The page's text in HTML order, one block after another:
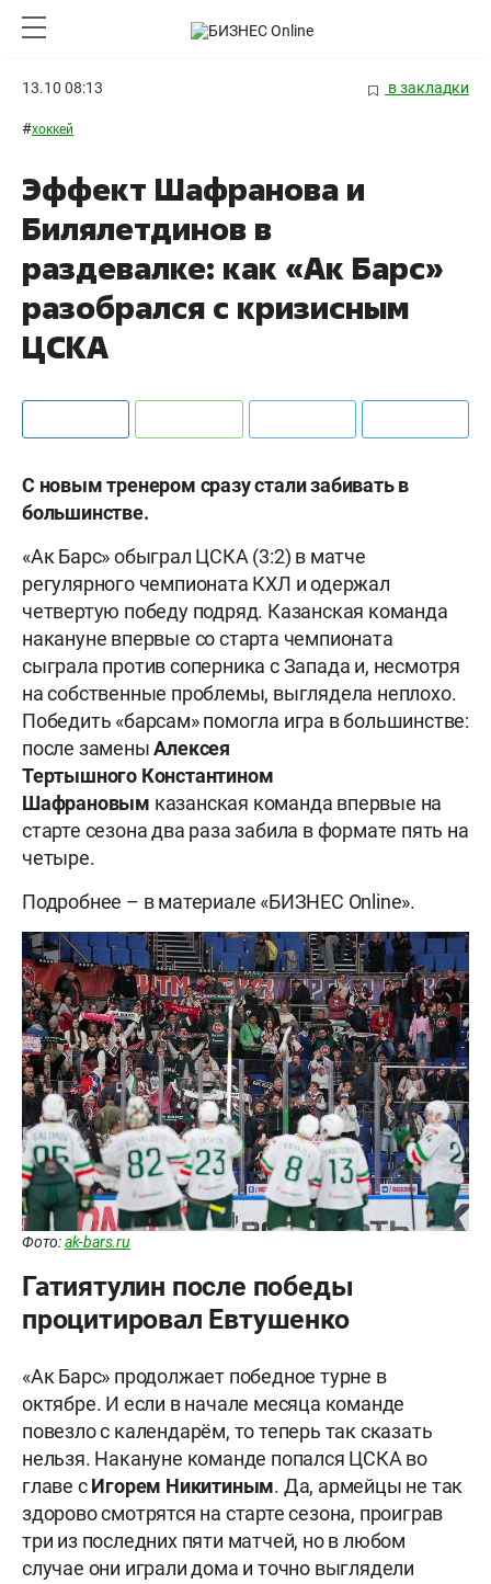
13.10 08:13 в закладки
#хоккей
Эффект Шафранова и
Билялетдинов в
раздевалке: как «Ак Барс»
разобрался с кризисным
ЦСКА
С новым тренером сразу стали забивать в
большинстве.
«Ак Барс» обыграл ЦСКА (3:2) в матче
регулярного чемпионата КХЛ и одержал
четвертую победу подряд. Казанская команда
накануне впервые со старта чемпионата
сыграла против соперника с Запада и, несмотря
на собственные проблемы, выглядела неплохо.
Победить «барсам» помогла игра в большинстве:
после заменыАлексея
Тертышного Константином
Шафрановым казанская команда впервые на
старте сезона два раза забила в формате пять на
четыре.
Подробнее – в материале «БИЗНЕС Online».
Фото:ak-bars.ru
Гатиятулин после победы
процитировал Евтушенко
«Ак Барс» продолжает победное турне в
октябре. И если в начале месяца команде
повезло с календарём, то теперь так сказать
нельзя. Накануне команде попался ЦСКА во
главе сИгорем Никитиным. Да, армейцы не так
здорово смотрятся на старте сезона, проиграв
три из последних пяти матчей, но в любом
случае они играли дома и точно выглядели